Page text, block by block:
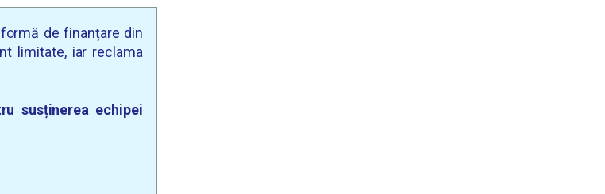
de finanțare din
limitate, iar reclama
susținerea echipei